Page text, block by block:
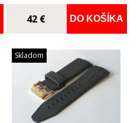
42 € DO KOŠÍKA
Skladom